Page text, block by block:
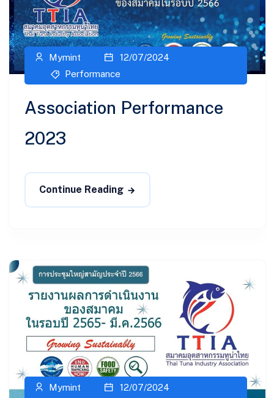
Mymint
12/07/2024
Performance
Association Performance
2023
Continue Reading
Mymint
12/07/2024